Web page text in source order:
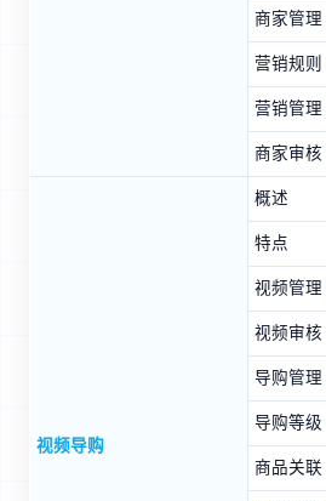
商家管理
营销规则
营销管理
商家审核
视频导购
概述
特点
视频管理
视频审核
导购管理
导购等级
商品关联